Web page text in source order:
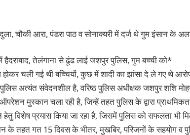
चौकी आरा, पंडरा पाठ व सोनाक्यरी में दर्ज थे गुम इंसान के
में हैदराबाद, तेलंगाना से ढूंढ लाई जशपुर पुलिस, गुम बच्ची को*
चली गई थी बच्चियों, कुछ में शादी का झांसा दे ले गए थे
अत्यंत संवेदनशील है, वरिष्ठ पुलिस अधीक्षक जशपुर शशि
मुस्कान चला रही है, जिन्हें तहत पुलिस के द्वारा
विशेष प्रयास किया जा रहा है, जिसमें पुलिस को सफलता भी
के तहत गत 15 दिवस के भीतर, मुखबिर, परिजनों के सहयोग व